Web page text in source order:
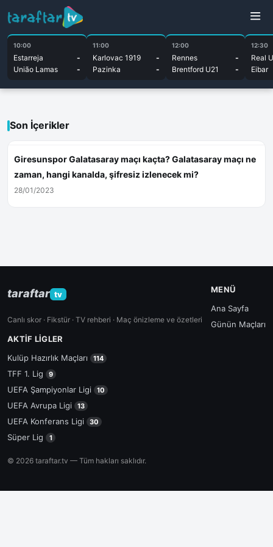
10:00
Estarreja
-
União Lamas
-
11:00
Karlovac 1919
-
Pazinka
-
12:00
Rennes
-
Brentford U21
-
12:30
Real
Eibar
Son İçerikler
Giresunspor Galatasaray maçı kaçta? Galatasaray maçı ne
zaman, hangi kanalda, şifresiz izlenecek mi?
28/01/2023
taraftar tv
Canlı skor · Fikstür · TV rehberi · Maç önizleme ve özetleri
MENÜ
Ana Sayfa
Günün Maçları
AKTIF LIGLER
Kulüp Hazırlık Maçları
114
TFF 1. Lig 9
UEFA Şampiyonlar Ligi 10
UEFA Avrupa Ligi 13
UEFA Konferans Ligi 30
Süper Lig 1
© 2026 taraftar.tv — Tüm hakları saklıdır.